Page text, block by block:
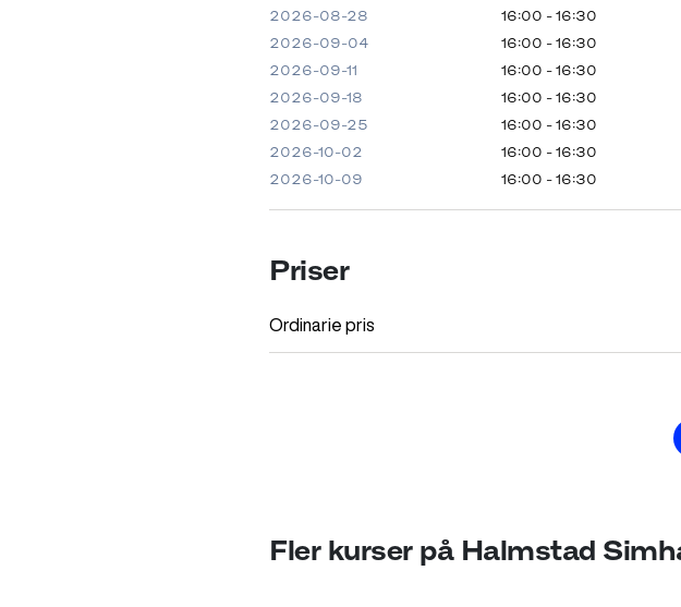
2026-08-28
16:00 - 16:30
2026-09-04
16:00 - 16:30
2026-09-11
16:00 - 16:30
2026-09-18
16:00 - 16:30
2026-09-25
16:00 - 16:30
2026-10-02
16:00 - 16:30
2026-10-09
16:00 - 16:30
Priser
Ordinarie pris
Fler kurser på Halmstad